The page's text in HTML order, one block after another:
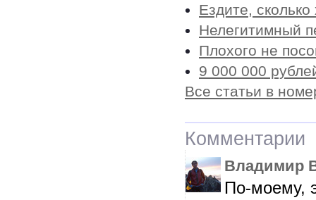
Ездите, сколько
Нелегитимный
Плохого не
9 000 000
Все статьи в
Комментарии
Владимир
По-моему,